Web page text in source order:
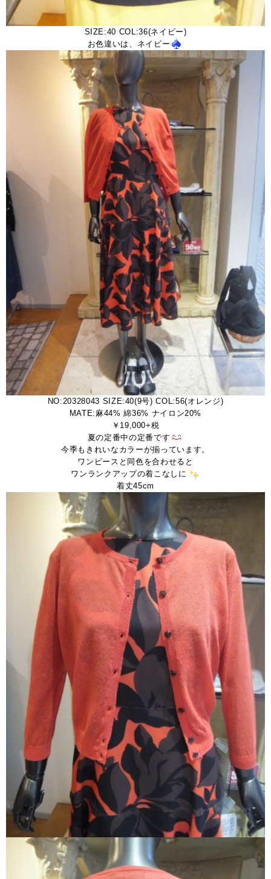
SIZE:40 COL:36(ネイビー)
お色違いは、ネイビー
NO:20328043 SIZE:40(9号) COL:56(オレンジ)
MATE:麻44% 綿36% ナイロン20%
￥19,000+税
夏の定番中の定番です
今季もきれいなカラーが揃っています。
ワンピースと同色を合わせると
ワンランクアップの着こなしに
着丈45cm